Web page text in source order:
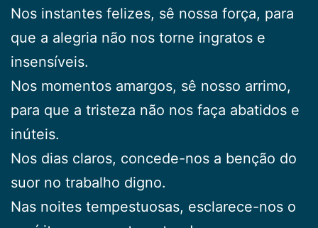
Nos instantes felizes, sê nossa força, para
que a alegria não nos torne ingratos e
insensíveis.
Nos momentos amargos, sê nosso arrimo,
para que a tristeza não nos faça abatidos e
inúteis.
Nos dias claros, concede-nos a benção do
suor no trabalho digno.
Nas noites tempestuosas, esclarece-nos o